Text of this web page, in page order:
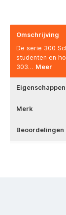
Omschrijving
De serie 300
studenten en
303… Meer
Eigenschappen
Merk
Beoordelingen